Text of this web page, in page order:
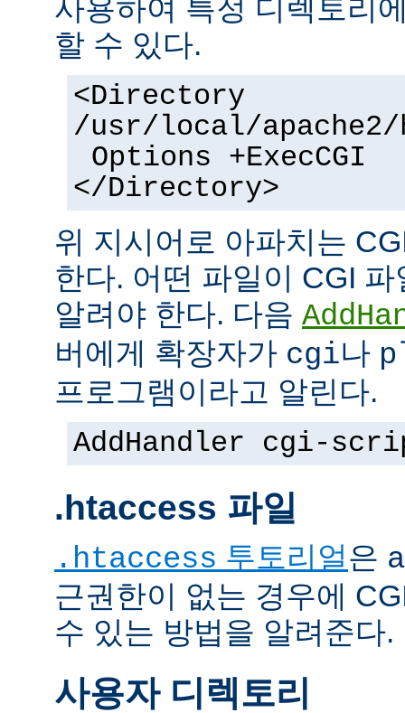
사용하여 특정 디렉토리
할 수 있다.
<Directory
/usr/local/apache2/
Options +ExecCGI
</Directory>
위 지시어로 아파치는
한다. 어떤 파일이 CGI
알려야 한다. 다음
버에게 확장자가 cgi나
프로그램이라고 알린다.
AddHandler cgi-
.htaccess 파일
.htaccess 투토리얼은
근권한이 없는 경우에
수 있는 방법을 알려준다.
사용자 디렉토리